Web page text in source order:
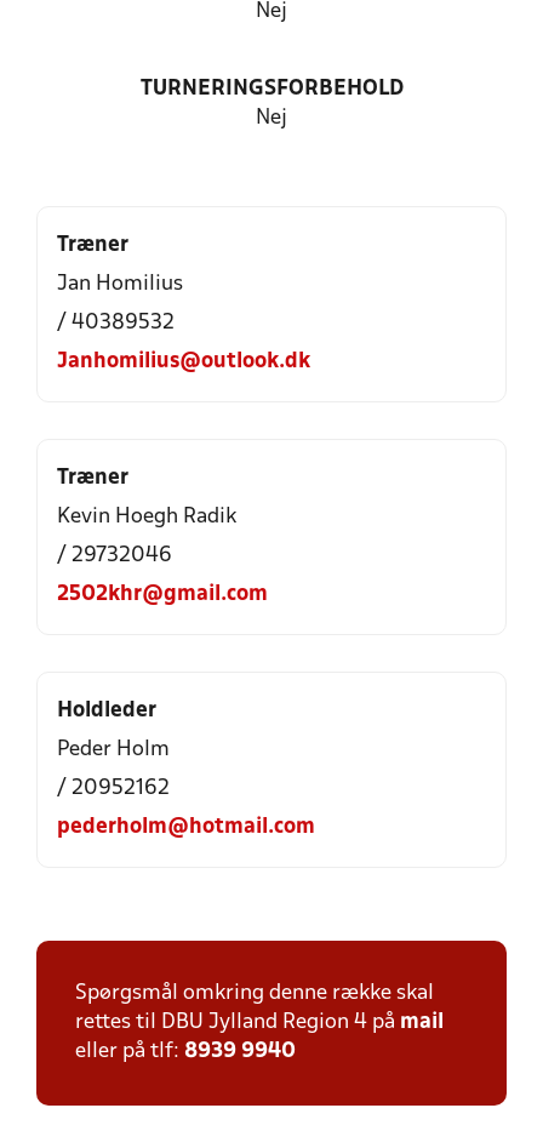
Nej
TURNERINGSFORBEHOLD
Nej
Træner
Jan Homilius
/ 40389532
Janhomilius@outlook.dk
Træner
Kevin Hoegh Radik
/ 29732046
2502khr@gmail.com
Holdleder
Peder Holm
/ 20952162
pederholm@hotmail.com
Spørgsmål omkring denne række skal
rettes til DBU Jylland Region 4 på mail
eller på tlf: 8939 9940